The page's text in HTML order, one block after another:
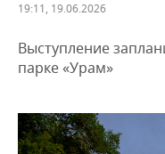
ДЕКЛАРАЦИИ О
ВУЗЫ ТАТАРСТАНА
НОВОСТИ
БАНКИ
ПРОМЫШЛЕННОСТЬ
ПРОМЫШЛЕННОСТИ
НОВОСТИ
АВТО
19:11, 19.06.2026
Выступление
парке «Урам»